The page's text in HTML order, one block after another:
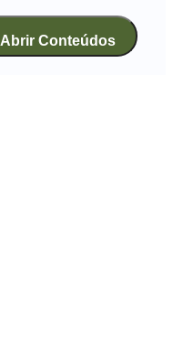
Abrir Conteúdos